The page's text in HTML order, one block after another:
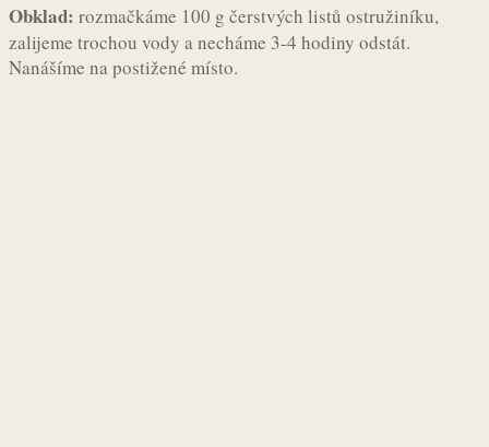
Obklad: rozmačkáme 100 g čerstvých listů ostružiníku,
zalijeme trochou vody a necháme 3-4 hodiny odstát.
Nanášíme na postižené místo.